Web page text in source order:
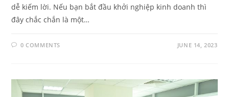
dễ kiếm lời. Nếu bạn bắt đầu khởi nghiệp kinh doanh thì
đây chắc chắn là một…
0 COMMENTS JUNE 14, 2023